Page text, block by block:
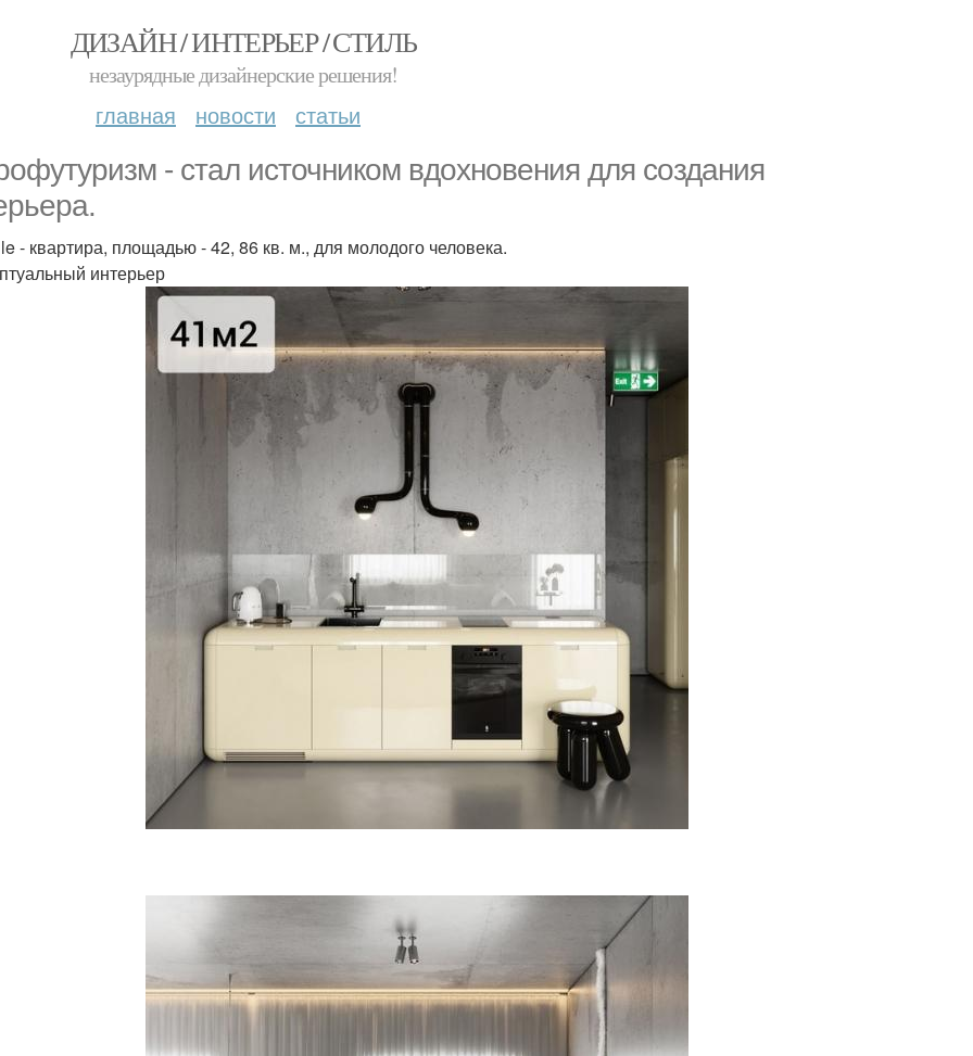
ДИЗАЙН / ИНТЕРЬЕР / СТИЛЬ
незаурядные дизайнерские решения!
главная новости статьи
- стал источником вдохновения для создания
- квартира, площадью - 42, 86 кв. м., для молодого человека.
интерьер